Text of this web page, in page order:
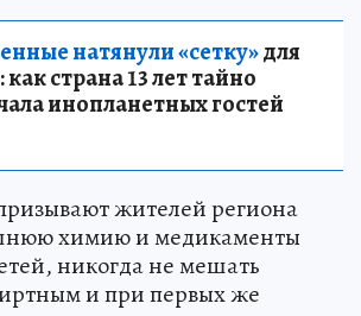
натянули «сетку»для
страна 13 лет тайно
инопланетных гостей
жителей региона
химию и медикаменты
никогда не мешать
и при первых же